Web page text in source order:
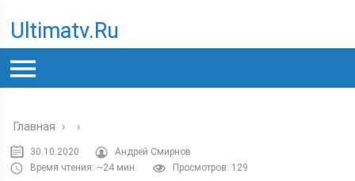
Ultimatv.ru
Главная › ›
30.10.2020
Андрей Смирнов
Время чтения: ~24 мин.
Просмотров: 129